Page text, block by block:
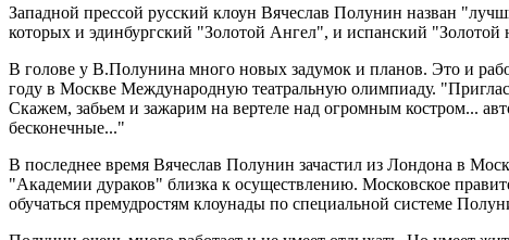
Западной прессой русский клоун Вячеслав Полунин назван
которых и эдинбургский "Золотой Ангел", и испанский
В голове у В.Полунина много новых задумок и планов. Это и
году в Москве Международную театральную олимпиаду.
Скажем, забьем и зажарим на вертеле над огромным костром...
бесконечные..."
В последнее время Вячеслав Полунин зачастил из Лондона в
"Академии дураков" близка к осуществлению. Московское
обучаться премудростям клоунады по специальной системе